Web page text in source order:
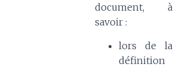
document, à
savoir :
lors de la
définition